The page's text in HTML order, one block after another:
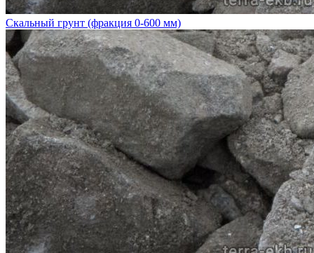
Скальный грунт (фракция 0-600 мм)